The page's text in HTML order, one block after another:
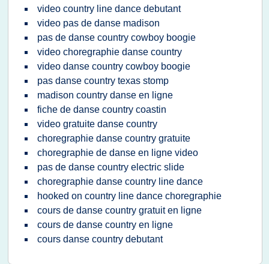
video country line dance debutant
video pas de danse madison
pas de danse country cowboy boogie
video choregraphie danse country
video danse country cowboy boogie
pas danse country texas stomp
madison country danse en ligne
fiche de danse country coastin
video gratuite danse country
choregraphie danse country gratuite
choregraphie de danse en ligne video
pas de danse country electric slide
choregraphie danse country line dance
hooked on country line dance choregraphie
cours de danse country gratuit en ligne
cours de danse country en ligne
cours danse country debutant